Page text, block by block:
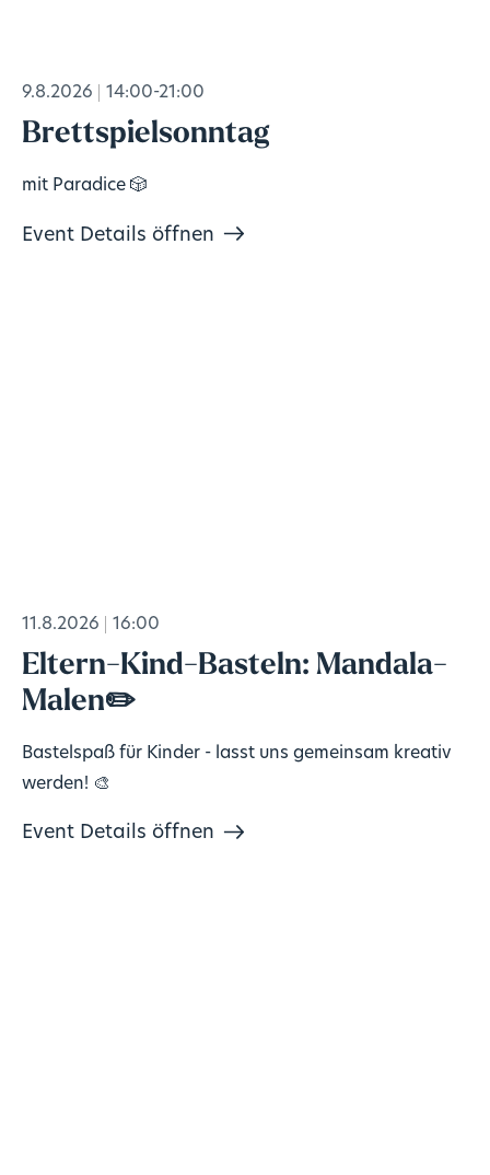
9.8.2026 14:00-21:00
Brettspielsonntag
mit Paradice 🎲
Event Details öffnen
11.8.2026 16:00
Eltern-Kind-Basteln: Mandala-
Malen✏️
Bastelspaß für Kinder - lasst uns gemeinsam kreativ
werden! 🎨
Event Details öffnen